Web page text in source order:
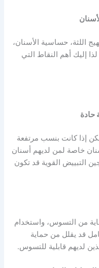
اللثة، حساسية الأسنان،
إليك أهم النقاط التي
حادة
إذا كانت بنسب مرتفعة
خاصة لمن لديهم أسنان
التبييض القوية قد تكون
من التسوس، واستخدام
قد يقلل من حماية
لديهم قابلية للتسوس.